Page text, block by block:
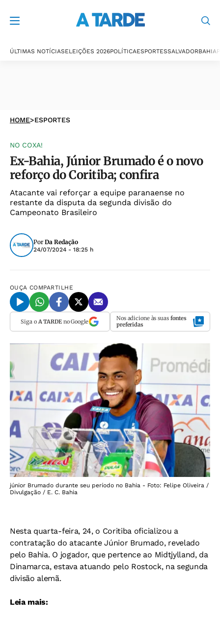
ÚLTIMAS NOTÍCIASELEIÇÕES 2026POLÍTICAESPORTESSALVADORBAHIA
HOME>ESPORTES
NO COXA!
Ex-Bahia, Júnior Brumado é o novo
reforço do Coritiba; confira
Atacante vai reforçar a equipe paranaense no
restante da disputa da segunda divisão do
Campeonato Brasileiro
Por Da Redação
24/07/2024 - 18:25 h
OUÇA COMPARTILHE
Siga o A TARDEno Google Nos adicione às suas fontes
preferidas
júnior Brumado durante seu período no Bahia - Foto: Felipe Oliveira /
Divulgação / E. C. Bahia
Nesta quarta-feira, 24, o Coritiba oficializou a
contratação do atacante Júnior Brumado, revelado
pelo Bahia. O jogador, que pertence ao Midtjylland, da
Dinamarca, estava atuando pelo Rostock, na segunda
divisão alemã.
Leia mais: